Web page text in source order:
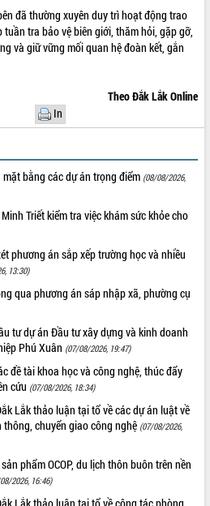
đã thường xuyên duy trì hoạt động trao
tra bảo vệ biên giới, thăm hỏi, gặp gỡ,
và giữ vững mối quan hệ đoàn kết, gắn
Theo Đắk Lắk Online
In
bằng các dự án trọng điểm (08/08/2026,
Triết kiểm tra việc khám sức khỏe cho
phương án sắp xếp trường học và nhiều
13:30)
qua phương án sáp nhập xã, phường cụ
tư dự án Đầu tư xây dựng và kinh doanh
Phú Xuân (07/08/2026, 19:47)
đề tài khoa học và công nghệ, thúc đẩy
cứu (07/08/2026, 18:34)
Lắk thảo luận tại tổ về các dự án luật về
chuyển giao công nghệ (07/08/2026,
phẩm OCOP, du lịch thôn buôn trên nền
2026, 16:46)